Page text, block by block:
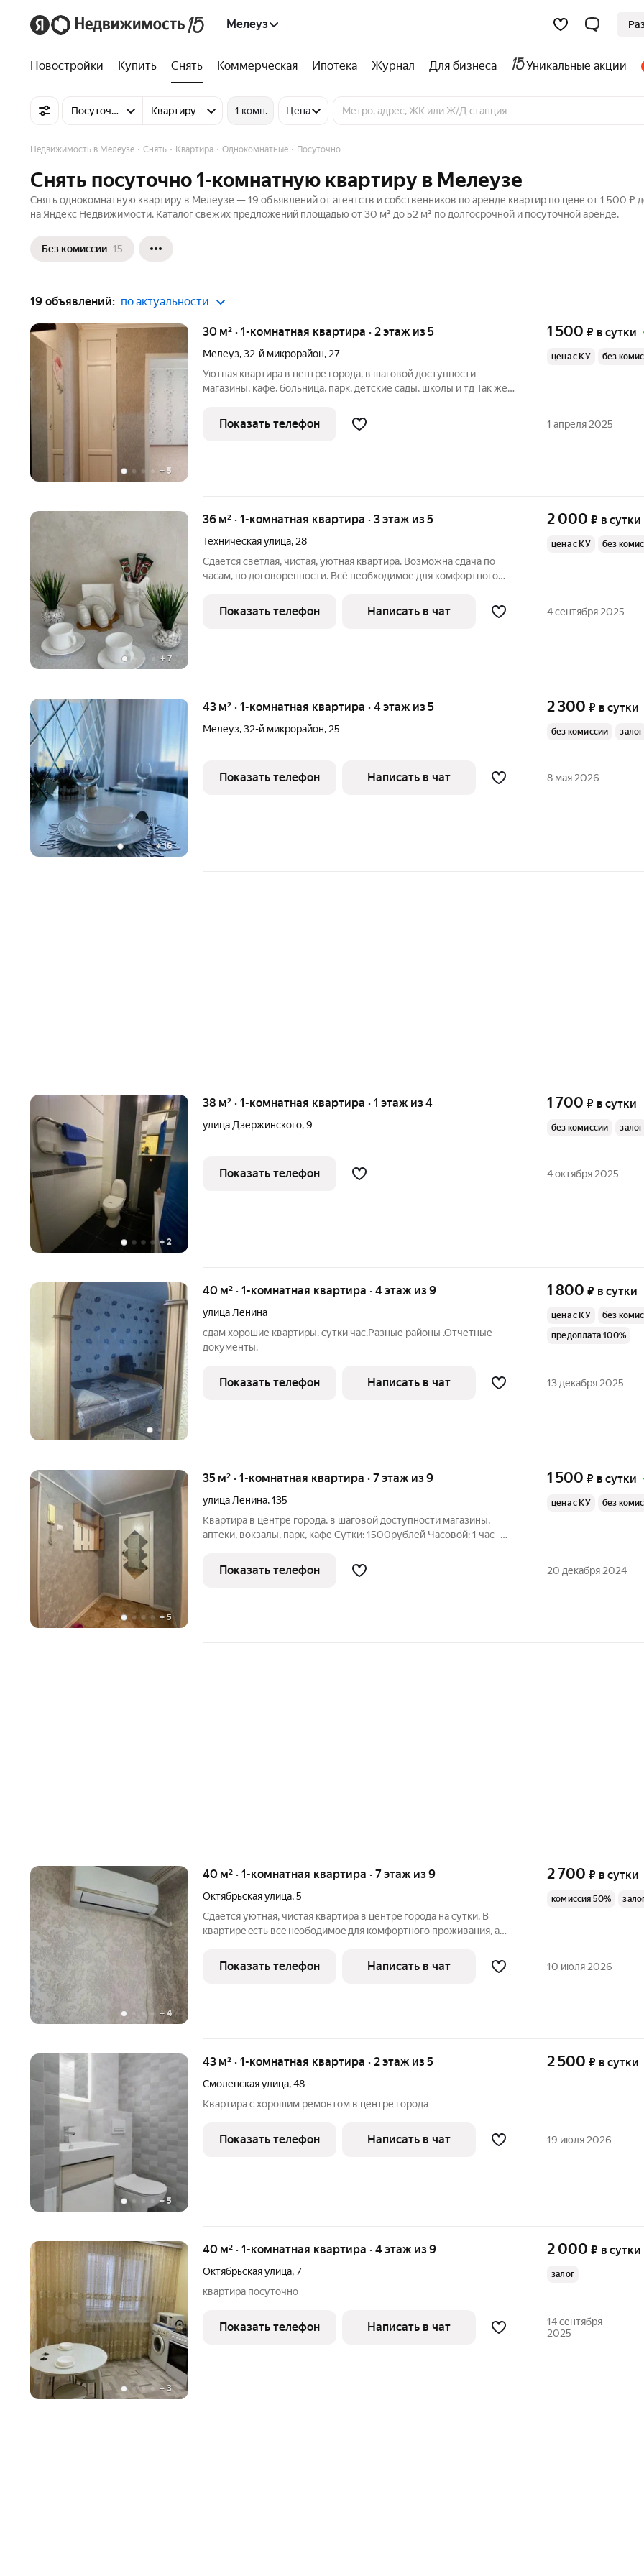
Мелеуз
Новостройки Купить Снять Коммерческая Ипотека Журнал Для бизнеса Уникальные акции
Посуточно Квартиру 1 комн. Цена
Недвижимость в Мелеузе Снять Квартира Однокомнатные Посуточно
Снять посуточно 1-комнатную квартиру в Мелеузе
Снять однокомнатную квартиру в Мелеузе — 19 объявлений от агентств и собственников по аренде квартир по цене от 1 500 ₽
на Яндекс Недвижимости. Каталог свежих предложений площадью от 30 м² до 52 м² по долгосрочной и посуточной аренде.
Без комиссии 15
19 объявлений: по актуальности
+ 5
30 м² · 1-комнатная квартира · 2 этаж из 5
Мелеуз,32-й микрорайон, 27
Уютная квартира в центре города, в шаговой доступности
магазины, кафе, больница, парк, детские сады, школы и тд Так же
до 12:00(вне зависимости во сколько заезд),аговаривается
заранее . При
1 500 ₽ в сутки
цена с КУ без
Показать телефон 1 апреля 2025
+ 7
36 м² · 1-комнатная квартира · 3 этаж из 5
Техническая улица, 28
Сдается светлая, чистая, уютная квартира. Возможна сдача по
часам, по договоренности. Всё необходимое для комфортного
двуспальная; матрац ортопедический, диван; комплекты
постельного белья,
2 000 ₽ в сутки
цена с КУ без
Показать телефон Написать в чат 4 сентября 2025
+16
43 м² · 1-комнатная квартира · 4 этаж из 5
Мелеуз,32-й микрорайон, 25
2 300 ₽ в сутки
без комиссии залог
Показать телефон Написать в чат 8 мая 2026
+ 2
38 м² · 1-комнатная квартира · 1 этаж из 4
улица Дзержинского,9
1 700 ₽ в сутки
без комиссии залог
Показать телефон 4 октября 2025
40 м² · 1-комнатная квартира · 4 этаж из 9
улица Ленина
сдам хорошие квартиры. сутки час.Разные районы .Отчетные
документы.
1 800 ₽ в сутки
цена с КУ
без
предоплата 100%
Показать телефон Написать в чат 13 декабря 2025
+ 5
35 м² · 1-комнатная квартира · 7 этаж из 9
улица Ленина,135
Квартира в центре города, в шаговой доступности магазины,
аптеки, вокзалы, парк, кафе Сутки: 1500рублей Часовой: 1 час -
22:00 ( после 23:00 не беспокоить) засчетное время заезд с
14:00
1 500 ₽ в сутки
цена с КУ без
Показать телефон 20 декабря 2024
+4
40 м² · 1-комнатная квартира · 7 этаж из 9
Октябрьская улица,5
Сдaётся уютная, чиcтaя кваpтира в центрe гоpода нa сутки. B
квapтирe ecть вce нeободимоe для кoмфоpтного пpoживaния, a
2 700 ₽ в сутки
комиссия 50%
Показать телефон Написать в чат 10 июля 2026
+ 5
43 м² · 1-комнатная квартира · 2 этаж из 5
Смоленская улица,48
Квартира с хорошим ремонтом в центре города
2 500 ₽ в сутки
Показать телефон Написать в чат 19 июля 2026
+3
40 м² · 1-комнатная квартира · 4 этаж из 9
Октябрьская улица,7
квартира посуточно
2 000 ₽ в сутки
залог
Показать телефон Написать в чат
14 сентября
2025